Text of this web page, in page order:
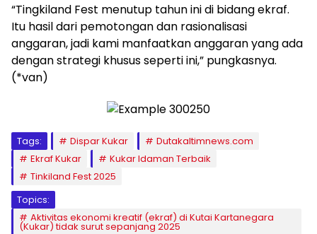
“Tingkiland Fest menutup tahun ini di bidang ekraf.
Itu hasil dari pemotongan dan rasionalisasi
anggaran, jadi kami manfaatkan anggaran yang ada
dengan strategi khusus seperti ini,” pungkasnya.
(*van)
Tags: Dispar Kukar
Dutakaltimnews.com
Ekraf Kukar
Kukar Idaman Terbaik
Tinkiland Fest 2025
Topics:
Aktivitas ekonomi kreatif (ekraf) di Kutai Kartanegara
(Kukar) tidak surut sepanjang 2025